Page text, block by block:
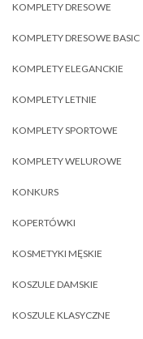
KOMPLETY DRESOWE
KOMPLETY DRESOWE BASIC
KOMPLETY ELEGANCKIE
KOMPLETY LETNIE
KOMPLETY SPORTOWE
KOMPLETY WELUROWE
KONKURS
KOPERTÓWKI
KOSMETYKI MĘSKIE
KOSZULE DAMSKIE
KOSZULE KLASYCZNE